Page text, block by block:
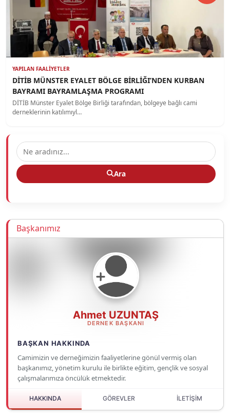
YAPILAN FAALIYETLER
DİTİB MÜNSTER EYALET BÖLGE BİRLİĞI’NDEN KURBAN
BAYRAMI BAYRAMLAŞMA PROGRAMI
DİTİB Münster Eyalet Bölge Birliği tarafından, bölgeye bağlı cami
derneklerinin katılımıyl…
Ara
Başkanımız
Ahmet UZUNTAŞ
DERNEK BAŞKANI
BAŞKAN HAKKINDA
Camimizin ve derneğimizin faaliyetlerine gönül vermiş olan
başkanımız, yönetim kurulu ile birlikte eğitim, gençlik ve sosyal
çalışmalarımıza öncülük etmektedir.
HAKKINDA GÖREVLER İLETİŞİM